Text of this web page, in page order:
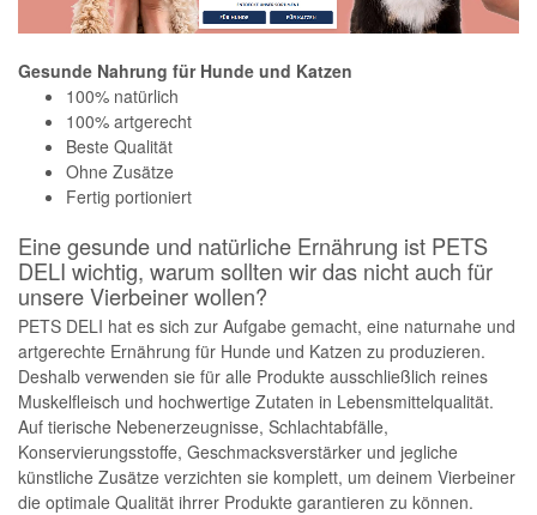
Gesunde Nahrung für Hunde und Katzen
100% natürlich
100% artgerecht
Beste Qualität
Ohne Zusätze
Fertig portioniert
Eine gesunde und natürliche Ernährung ist PETS
DELI wichtig, warum sollten wir das nicht auch für
unsere Vierbeiner wollen?
PETS DELI hat es sich zur Aufgabe gemacht, eine naturnahe und
artgerechte Ernährung für Hunde und Katzen zu produzieren.
Deshalb verwenden sie für alle Produkte ausschließlich reines
Muskelfleisch und hochwertige Zutaten in Lebensmittelqualität.
Auf tierische Nebenerzeugnisse, Schlachtabfälle,
Konservierungsstoffe, Geschmacksverstärker und jegliche
künstliche Zusätze verzichten sie komplett, um deinem Vierbeiner
die optimale Qualität ihrrer Produkte garantieren zu können.